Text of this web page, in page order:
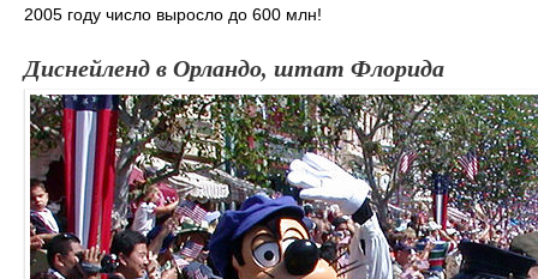
2005 году число выросло до 600 млн!
Диснейленд в Орландо, штат Флорида